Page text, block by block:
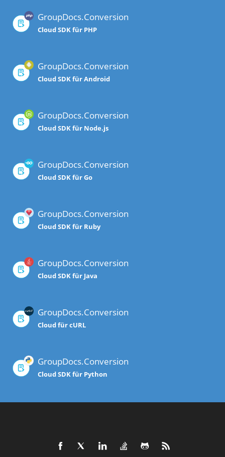
GroupDocs.Conversion
Cloud SDK für PHP
GroupDocs.Conversion
Cloud SDK für Android
GroupDocs.Conversion
Cloud SDK für Node.js
GroupDocs.Conversion
Cloud SDK für Go
GroupDocs.Conversion
Cloud SDK für Ruby
GroupDocs.Conversion
Cloud SDK für Java
GroupDocs.Conversion
Cloud für cURL
GroupDocs.Conversion
Cloud SDK für Python